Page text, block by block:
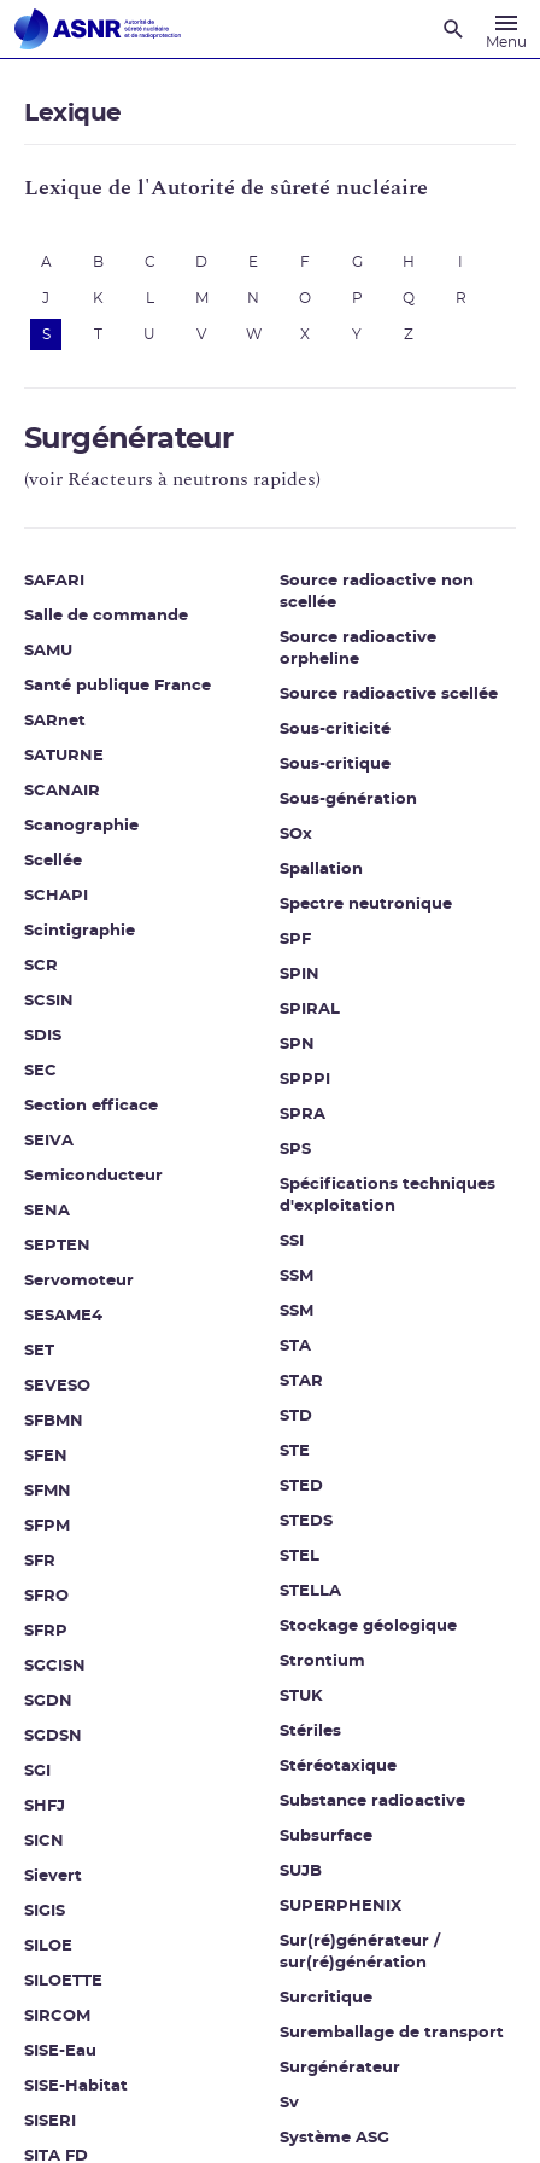
Menu
Lexique
Lexique de l'Autorité de sûreté nucléaire
A B C D E F G H
J K M N O P Q R
S U V W X Y Z
Surgénérateur
(voir Réacteurs à neutrons rapides)
SAFARI
Salle de commande
SAMU
Santé publique France
SARnet
SATURNE
SCANAIR
Scanographie
Scellée
SCHAPI
Scintigraphie
SCR
SCSIN
SDIS
SEC
Section efficace
SEIVA
Semiconducteur
SENA
SEPTEN
Servomoteur
SESAME4
SET
SEVESO
SFBMN
SFEN
SFMN
SFPM
SFR
SFRO
SFRP
SGCISN
SGDN
SGDSN
SGI
SHFJ
SICN
Sievert
SIGIS
SILOE
SILOETTE
SIRCOM
SISE-Eau
SISE-Habitat
SISERI
SITA FD
Source radioactive non
scellée
Source radioactive
orpheline
Source radioactive scellée
Sous-criticité
Sous-critique
Sous-génération
SOx
Spallation
Spectre neutronique
SPF
SPIN
SPIRAL
SPN
SPPPI
SPRA
SPS
Spécifications techniques
d'exploitation
SSI
SSM
SSM
STA
STAR
STD
STE
STED
STEDS
STEL
STELLA
Stockage géologique
Strontium
STUK
Stériles
Stéréotaxique
Substance radioactive
Subsurface
SUJB
SUPERPHENIX
Sur(ré)générateur /
sur(ré)génération
Surcritique
Suremballage de transport
Surgénérateur
Sv
Système ASG